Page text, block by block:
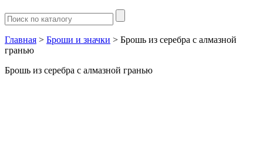
Главная > Броши и значки > Брошь из серебра с алмазной
гранью
Брошь из серебра с алмазной гранью